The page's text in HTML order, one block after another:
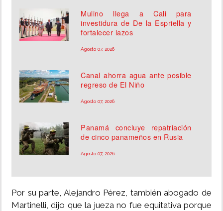
Mulino llega a Cali para
investidura de De la Espriella y
fortalecer lazos
Agosto 07, 2026
Canal ahorra agua ante posible
regreso de El Niño
Agosto 07, 2026
Panamá concluye repatriación
de cinco panameños en Rusia
Agosto 07, 2026
Por su parte, Alejandro Pérez, también abogado de
Martinelli, dijo que la jueza no fue equitativa porque